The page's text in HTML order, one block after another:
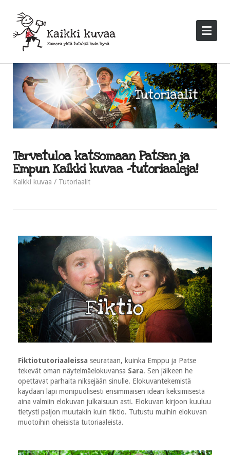
Tervetuloa katsomaan Patsen ja
Empun Kaikki kuvaa -tutoriaaleja!
Kaikki kuvaa Tutoriaalit
Fiktiotutoriaaleissa seurataan, kuinka Emppu ja Patse
tekevät oman näytelmäelokuvansa Sara. Sen jälkeen he
opettavat parhaita niksejään sinulle. Elokuvantekemistä
käydään läpi monipuolisesti ensimmäisen idean keksimisestä
aina valmiin elokuvan julkaisuun asti. Elokuvan kirjoon kuuluu
tietysti paljon muutakin kuin fiktio. Tutustu muihin elokuvan
muotoihin oheisista tutoriaaleista.